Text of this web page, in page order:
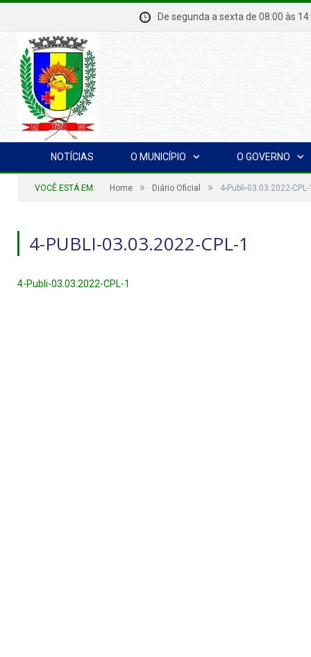
De segunda a sexta de 08:00
NOTÍCIAS O MUNICÍPIO O GOVERNO
VOCÊ ESTÁ EM: Home » Diário Oficial » 4-Publi-03.03.2022-CPL-
4-PUBLI-03.03.2022-CPL-1
4-Publi-03.03.2022-CPL-1